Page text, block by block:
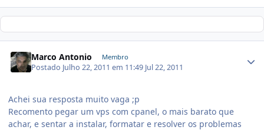
Marco Antonio Membro
Postado Julho 22, 2011 em 11:49 Jul 22, 2011
Achei sua resposta muito vaga ;p
Recomento pegar um vps com cpanel, o mais barato que
achar, e sentar a instalar, formatar e resolver os problemas